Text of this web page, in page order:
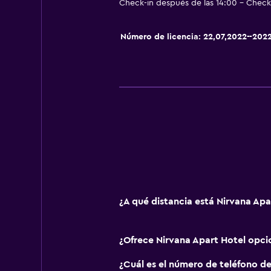
Áreas designadas para fumadores
Servicios y facilidades
Caja fuerte
Cambio de divisas
Check-in después de las 14:00 -
Número de licencia: 22,07,2022--
¿A qué distancia está Nirvana
¿Ofrece Nirvana Apart Hotel
¿Cuál es el número de teléfono